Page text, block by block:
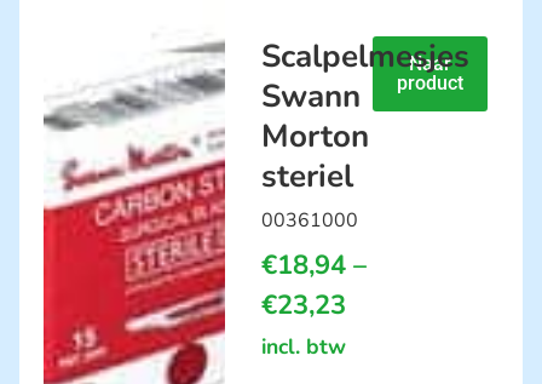
Naar
product
Scalpelmesjes
Swann
Morton
steriel
00361000
€18,94 –
€23,23
incl. btw